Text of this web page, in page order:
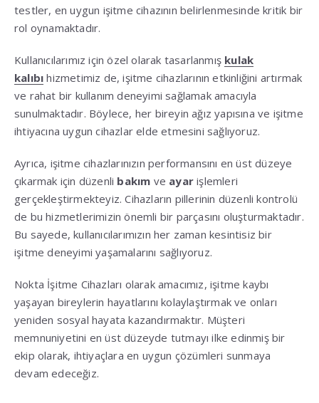
testler, en uygun işitme cihazının belirlenmesinde kritik bir
rol oynamaktadır.
Kullanıcılarımız için özel olarak tasarlanmış kulak
kalıbı hizmetimiz de, işitme cihazlarının etkinliğini artırmak
ve rahat bir kullanım deneyimi sağlamak amacıyla
sunulmaktadır. Böylece, her bireyin ağız yapısına ve işitme
ihtiyacına uygun cihazlar elde etmesini sağlıyoruz.
Ayrıca, işitme cihazlarınızın performansını en üst düzeye
çıkarmak için düzenli bakım ve ayar işlemleri
gerçekleştirmekteyiz. Cihazların pillerinin düzenli kontrolü
de bu hizmetlerimizin önemli bir parçasını oluşturmaktadır.
Bu sayede, kullanıcılarımızın her zaman kesintisiz bir
işitme deneyimi yaşamalarını sağlıyoruz.
Nokta İşitme Cihazları olarak amacımız, işitme kaybı
yaşayan bireylerin hayatlarını kolaylaştırmak ve onları
yeniden sosyal hayata kazandırmaktır. Müşteri
memnuniyetini en üst düzeyde tutmayı ilke edinmiş bir
ekip olarak, ihtiyaçlara en uygun çözümleri sunmaya
devam edeceğiz.